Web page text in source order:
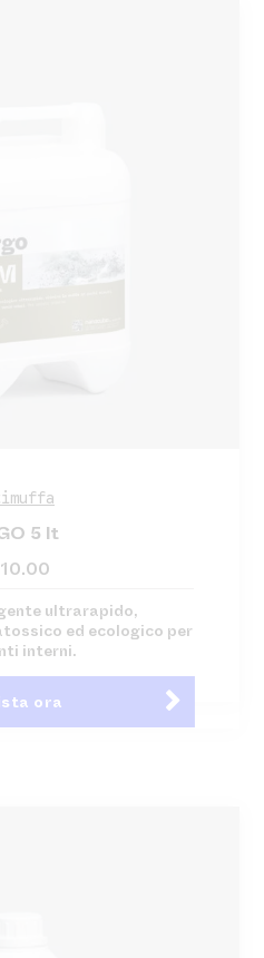
5 lt
ultrarapido,
ed ecologico per
interni.
ora